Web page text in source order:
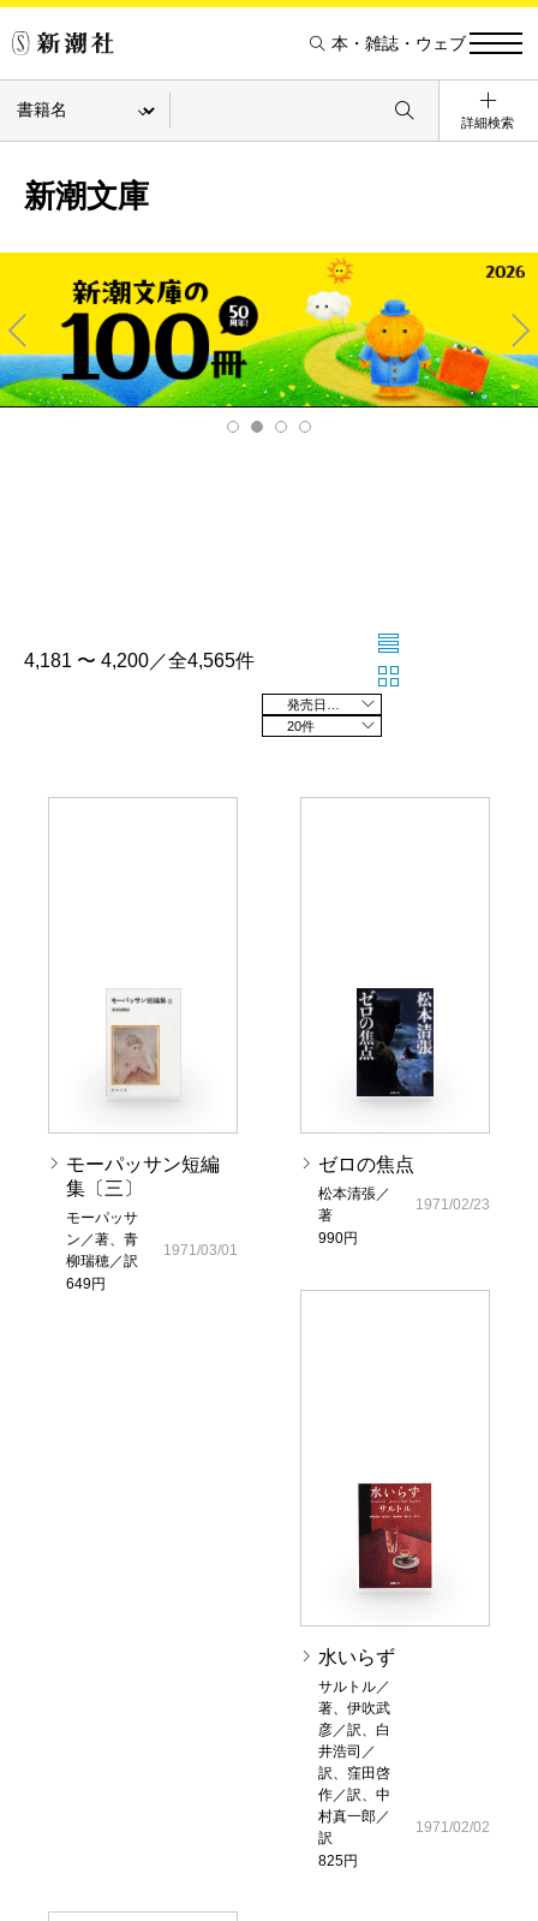
本・雑誌・ウェブ
詳細検索
新潮文庫
Pre
v
Ne
xt
4,181 〜 4,200／全4,565件
20件
モーパッサン短編
集〔三〕
モーパッサ
ン／著、青
柳瑞穂／訳
649円
1971/03/01
ゼロの焦点
松本清張／
著
990円
1971/02/23
水いらず
サルトル／
著、伊吹武
彦／訳、白
井浩司／
訳、窪田啓
作／訳、中
村真一郎／
訳
825円
1971/02/02